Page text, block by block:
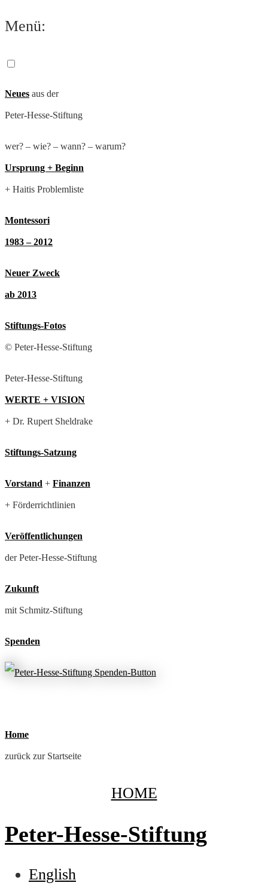
Zum
springen
Menü:
Neues aus der
Peter-Hesse-Stiftung
wer? – wie? – wann? – warum?
Ursprung + Beginn
+ Haitis Problemliste
Montessori
1983 – 2012
Neuer Zweck
ab 2013
Stiftungs-Fotos
© Peter-Hesse-Stiftung
Peter-Hesse-Stiftung
WERTE + VISION
+ Dr. Rupert Sheldrake
Stiftungs-Satzung
Vorstand + Finanzen
+ Förderrichtlinien
Veröffentlichungen
der Peter-Hesse-Stiftung
Zukunft
mit Schmitz-Stiftung
Spenden
Home
zurück zur Startseite
HOME
Peter-Hesse-Stiftung
English